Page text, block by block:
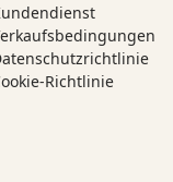
Richtlinie